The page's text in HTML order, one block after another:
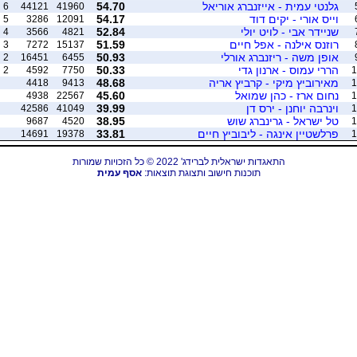
גלנטי עמית - אייזנברג אוריאל 54.70
41960
44121
6
וייס אורי - יקים דוד 54.17
12091
3286
5
שניידר אבי - לויט יולי 52.84
4821
3566
4
רוזנס אילנה - אפל חיים 51.59
15137
7272
3
אופן משה - ריזנברג אורלי 50.93
6455
16451
2
הררי עמוס - ארנון גדי 50.33
7750
4592
2
מאירוביץ מיקי - קרביץ אריה 48.68
9413
4418
נחום ארז - כהן שמואל 45.60
22567
4938
וינרבה יוחנן - ירס דן 39.99
41049
42586
טל ישראל - גרינברג שוש 38.95
4520
9687
פרלשטיין אינגה - ליבוביץ חיים 33.81
19378
14691
התאגדות ישראלית לברידג' 2022 © כל הזכויות שמורות
תוכנות חישוב ותצוגת תוצאות:אסף עמית